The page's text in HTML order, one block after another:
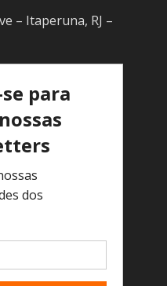
– Itaperuna, RJ –